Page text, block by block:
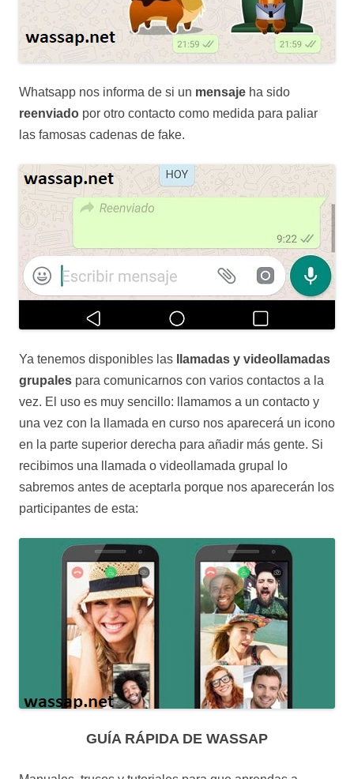
Whatsapp nos informa de si un mensaje ha sido
reenviado por otro contacto como medida para paliar
las famosas cadenas de fake.
Ya tenemos disponibles las
llamadas y videollamadas
grupales para comunicarnos con varios contactos a la
vez. El uso es muy sencillo: llamamos a un contacto y
una vez con la llamada en curso nos aparecerá un icono
en la parte superior derecha para añadir más gente. Si
recibimos una llamada o videollamada grupal lo
sabremos antes de aceptarla porque nos aparecerán los
participantes de esta:
GUÍA RÁPIDA DE WASSAP